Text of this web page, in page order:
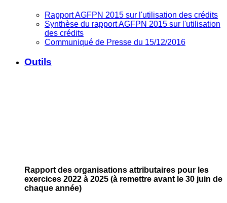
Rapport AGFPN 2015 sur l'utilisation des crédits
Synthèse du rapport AGFPN 2015 sur l'utilisation
des crédits
Communiqué de Presse du 15/12/2016
Outils
Rapport des organisations attributaires pour les
exercices 2022 à 2025 (à remettre avant le 30 juin de
chaque année)